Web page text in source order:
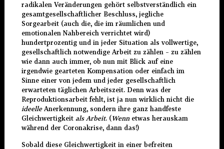
radikalen Veränderungen gehört selbstverständlich ein
gesamtgesellschaftlicher Beschluss, jegliche
Sorgearbeit (auch die, die im räumlichen und
emotionalen Nahbereich verrichtet wird)
hundertprozentig und in jeder Situation als vollwertige,
gesellschaftlich notwendige Arbeit zu zählen – zu zählen
wie dann auch immer, ob nun mit Blick auf eine
irgendwie gearteten Kompensation oder einfach im
Sinne einer von jedem und jeder gesellschaftlich
erwarteten täglichen Arbeitszeit. Denn was der
Reproduktionsarbeit fehlt, ist ja nun wirklich nicht die
ideelleAnerkennung, sondern ihre ganz handfeste
Gleichwertigkeit als Arbeit. (Wennetwas herauskam
während der Coronakrise, dann das!)
Sobald diese Gleichwertigkeit in einer befreiten